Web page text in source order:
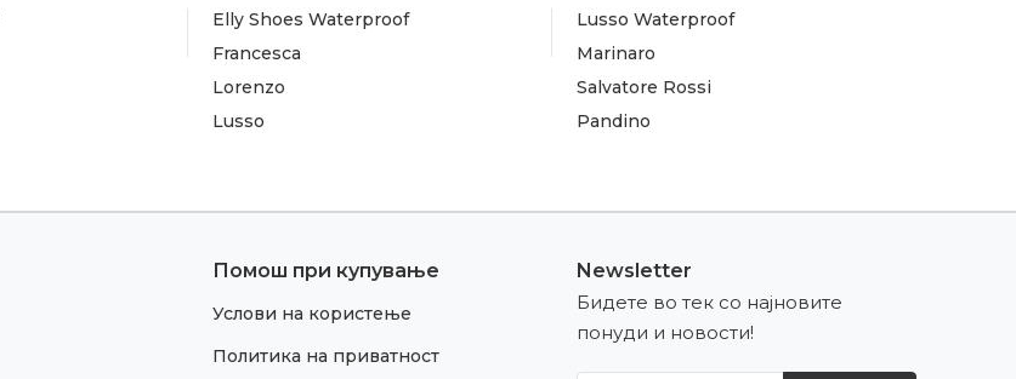
Elly Shoes Waterproof
Francesca
Lorenzo
Lusso
Lusso Waterproof
Marinaro
Salvatore Rossi
Pandino
Помош при купување
Услови на користење
Политика на приватност
Newsletter
Бидете во тек со најновите
понуди и новости!